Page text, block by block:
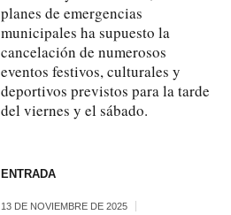
planes de emergencias
municipales ha supuesto la
cancelación de numerosos
eventos festivos, culturales y
deportivos previstos para la tarde
del viernes y el sábado.
ENTRADA
13 DE NOVIEMBRE DE 2025